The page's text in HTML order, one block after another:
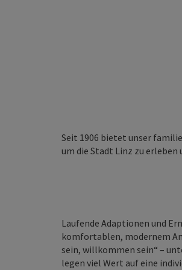
Seit 1906 bietet unser
um die Stadt Linz zu erleben
Laufende Adaptionen und
komfortablen, modernem
sein, willkommen sein“ –
legen viel Wert auf eine